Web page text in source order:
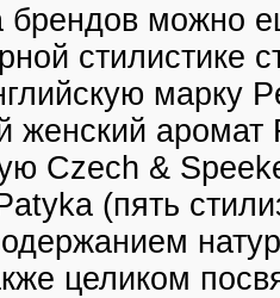
брендов можно
стилистике
марку
женский
Czech &
(пять
целиком